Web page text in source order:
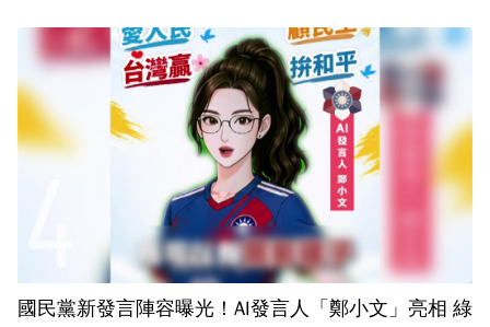
國民黨新發言陣容曝光！AI發言人「鄭小文」亮相 綠